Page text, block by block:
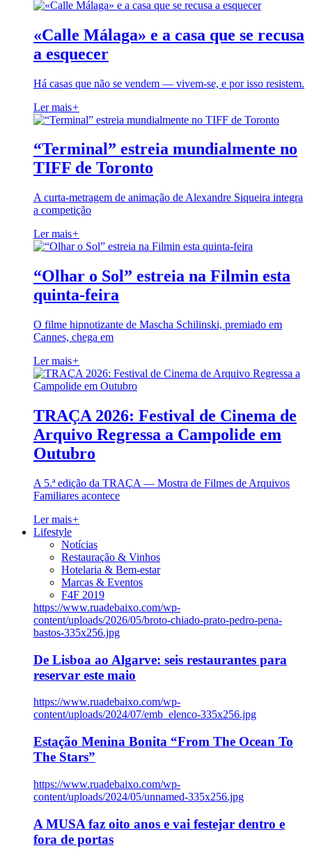
«Calle Málaga» e a casa que se recusa
a esquecer
Há casas que não se vendem — vivem-se, e por isso resistem.
Ler mais+
“Terminal” estreia mundialmente no
TIFF de Toronto
A curta-metragem de animação de Alexandre Siqueira integra
a competição
Ler mais+
“Olhar o Sol” estreia na Filmin esta
quinta-feira
O filme hipnotizante de Mascha Schilinski, premiado em
Cannes, chega em
Ler mais+
TRAÇA 2026: Festival de Cinema de
Arquivo Regressa a Campolide em
Outubro
A 5.ª edição da TRAÇA — Mostra de Filmes de Arquivos
Familiares acontece
Ler mais+
Lifestyle
Notícias
Restauração & Vinhos
Hotelaria & Bem-estar
Marcas & Eventos
F4F 2019
https://www.ruadebaixo.com/wp-
content/uploads/2026/05/broto-chiado-prato-pedro-pena-
bastos-335x256.jpg
De Lisboa ao Algarve: seis restaurantes para
reservar este maio
https://www.ruadebaixo.com/wp-
content/uploads/2024/07/emb_elenco-335x256.jpg
Estação Menina Bonita “From The Ocean To
The Stars”
https://www.ruadebaixo.com/wp-
content/uploads/2024/05/unnamed-335x256.jpg
A MUSA faz oito anos e vai festejar dentro e
fora de portas